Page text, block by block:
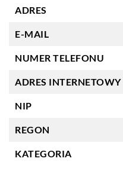
ADRES
E-MAIL
NUMER TELEFONU
ADRES INTERNETOWY
NIP
REGON
KATEGORIA